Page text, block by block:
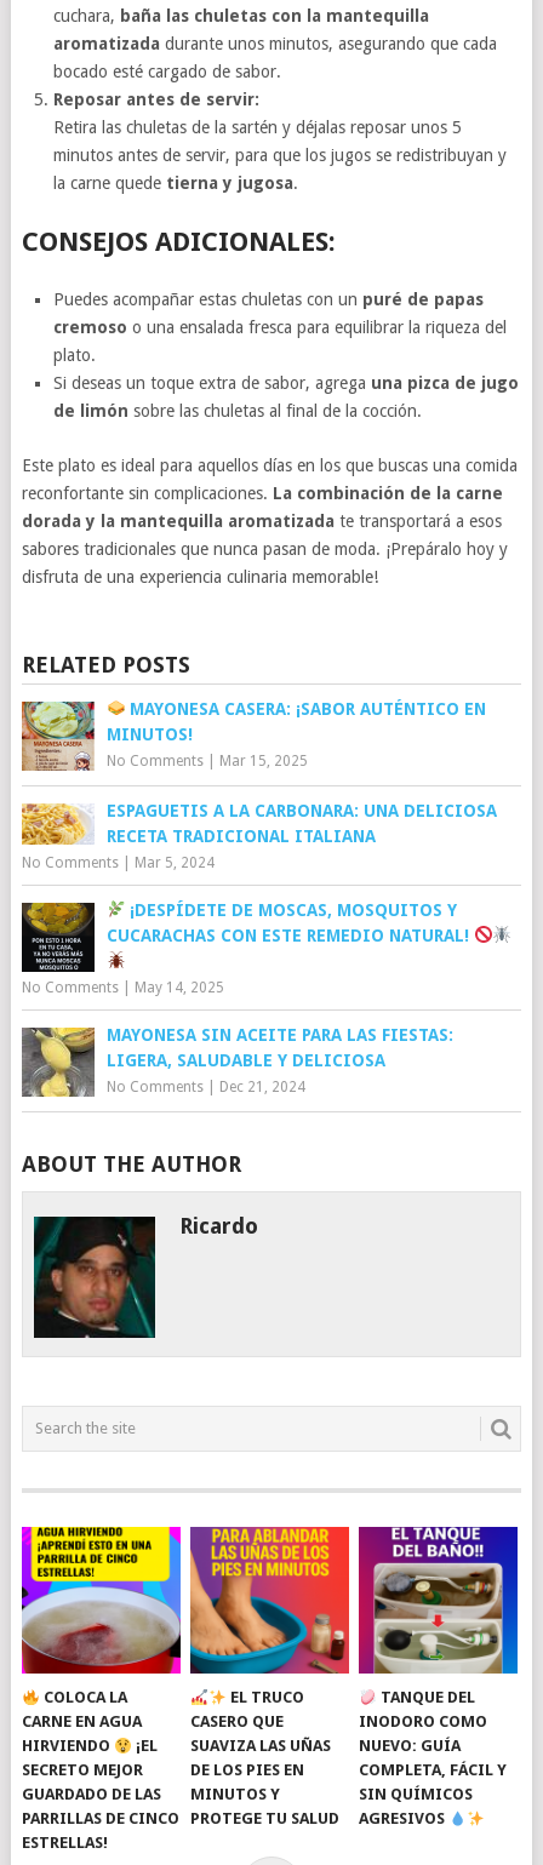
cuchara, baña las chuletas con la mantequilla
aromatizada durante unos minutos, asegurando que cada
bocado esté cargado de sabor.
Reposar antes de servir:
Retira las chuletas de la sartén y déjalas reposar unos 5
minutos antes de servir, para que los jugos se redistribuyan y
la carne quede tierna y jugosa.
CONSEJOS ADICIONALES:
Puedes acompañar estas chuletas con un puré de papas
cremoso o una ensalada fresca para equilibrar la riqueza del
plato.
Si deseas un toque extra de sabor, agrega una pizca de jugo
de limón sobre las chuletas al final de la cocción.
Este plato es ideal para aquellos días en los que buscas una comida
reconfortante sin complicaciones. La combinación de la carne
dorada y la mantequilla aromatizada te transportará a esos
sabores tradicionales que nunca pasan de moda. ¡Prepáralo hoy y
disfruta de una experiencia culinaria memorable!
RELATED POSTS
MAYONESA CASERA: ¡SABOR AUTÉNTICO EN
MINUTOS!
No Comments| Mar 15, 2025
ESPAGUETIS A LA CARBONARA: UNA DELICIOSA
RECETA TRADICIONAL ITALIANA
No Comments| Mar 5, 2024
¡DESPÍDETE DE MOSCAS, MOSQUITOS Y
CUCARACHAS CON ESTE REMEDIO NATURAL!
No Comments| May 14, 2025
MAYONESA SIN ACEITE PARA LAS FIESTAS:
LIGERA, SALUDABLE Y DELICIOSA
No Comments| Dec 21, 2024
ABOUT THE AUTHOR
Ricardo
COLOCA LA
CARNE EN AGUA
HIRVIENDO
¡EL
SECRETO MEJOR
GUARDADO DE LAS
PARRILLAS DE CINCO
ESTRELLAS!
EL TRUCO
CASERO QUE
SUAVIZA LAS UÑAS
DE LOS PIES EN
MINUTOS Y
PROTEGE TU SALUD
TANQUE DEL
INODORO COMO
NUEVO: GUÍA
COMPLETA, FÁCIL Y
SIN QUÍMICOS
AGRESIVOS